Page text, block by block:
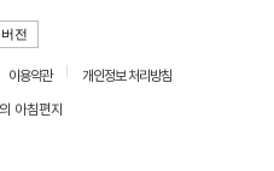
전
이용약관
개인정보 처리방침
아침편지